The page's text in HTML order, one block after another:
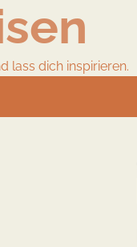
lass dich inspirieren.